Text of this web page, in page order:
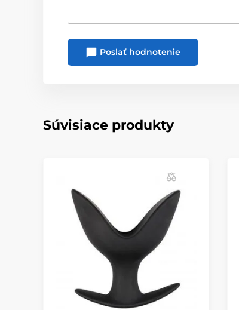
Poslať hodnotenie
Súvisiace produkty